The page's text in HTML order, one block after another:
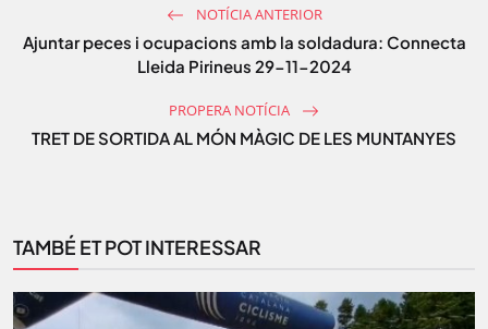
NOTÍCIA ANTERIOR
Ajuntar peces i ocupacions amb la soldadura: Connecta
Lleida Pirineus 29-11-2024
PROPERA NOTÍCIA
TRET DE SORTIDA AL MÓN MÀGIC DE LES MUNTANYES
TAMBÉ ET POT INTERESSAR